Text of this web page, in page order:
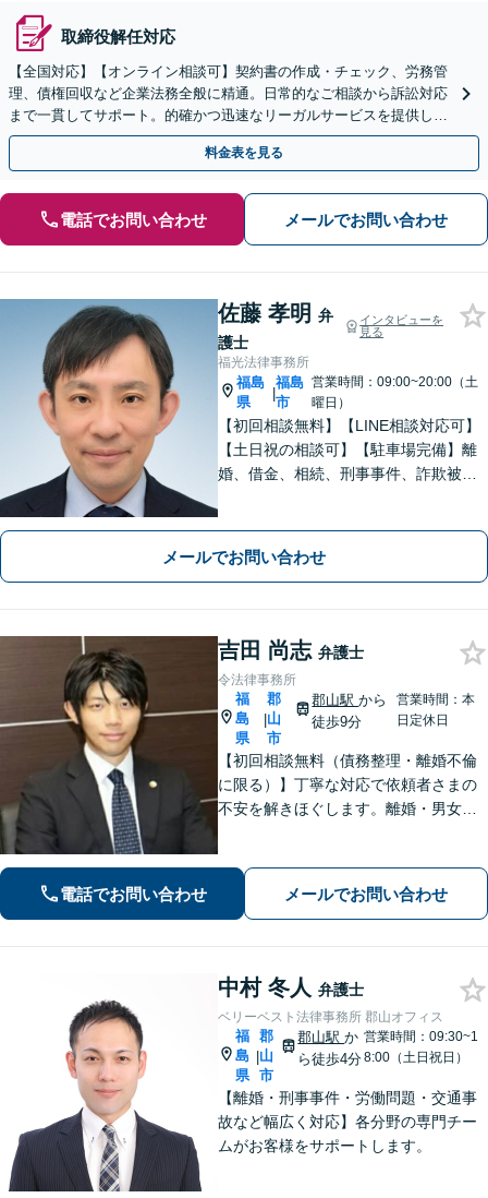
取締役解任対応
【全国対応】【オンライン相談可】契約書の作成・チェック、労務管
理、債権回収など企業法務全般に精通。日常的なご相談から訴訟対応
まで一貫してサポート。的確かつ迅速なリーガルサービスを提供しま
す。【初回相談無料】【休日・夜間相談可】
料金表を見る
電話でお問い合わせ メールでお問い合わせ
佐藤 孝明 弁
護士
インタビューを
見る
福光法律事務所
福島
県
|
福島
市
営業時間：09:00~20:00（土
曜日）
【初回相談無料】【LINE相談対応可】
【土日祝の相談可】【駐車場完備】離
婚、借金、相続、刑事事件、詐欺被
寧にサポートいたします【地元・福島
市出身の弁護士】
メールでお問い合わせ
吉田 尚志 弁護士
令法律事務所
福
島
県
|
郡
山
市
郡山駅から
徒歩9分
営業時間：本
日定休日
【初回相談無料（債務整理・離婚不倫
に限る）】丁寧な対応で依頼者さまの
不安を解きほぐします。離婚・男女問
え込まずお気軽にご相談ください。
【分割払い可能】
電話でお問い合わせ メールでお問い合わせ
中村 冬人 弁護士
ベリーベスト法律事務所 郡山オフィス
福
島
県
|
郡
山
市
郡山駅か
ら徒歩4分
営業時間：09:30~1
8:00（土日祝日）
【離婚・刑事事件・労働問題・交通事
故など幅広く対応】各分野の専門チー
ムがお客様をサポートします。